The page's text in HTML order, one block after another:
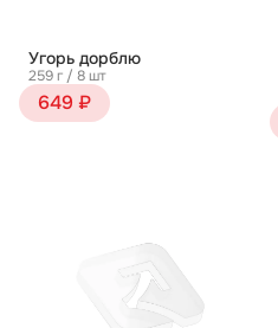
Угорь дорблю
259 г / 8 шт
649 ₽